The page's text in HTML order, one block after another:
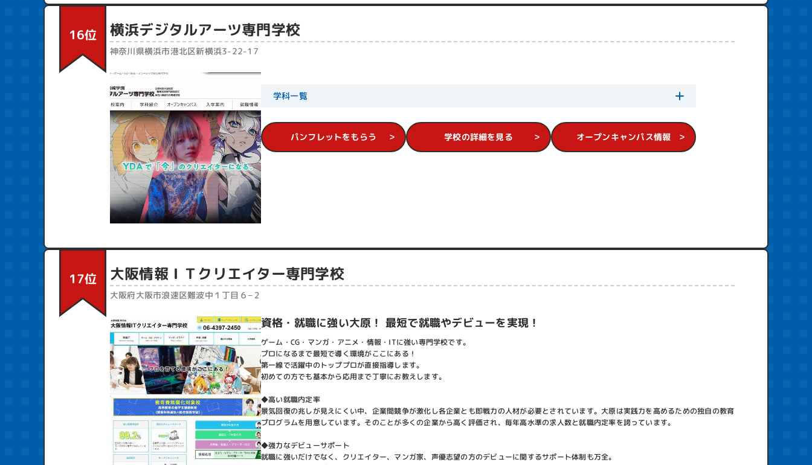
横浜デジタルアーツ専門学校
神奈川県横浜市港北区新横浜3-22-17
学科一覧
パンフレットをもらう 学校の詳細を見る オープンキャンパス情報
16位
大阪情報ＩＴクリエイター専門学校
大阪府大阪市浪速区難波中１丁目６−２
資格・就職に強い大原！ 最短で就職やデビューを実現！
ゲーム・CG・マンガ・アニメ・情報・ITに強い専門学校です。
プロになるまで最短で導く環境がここにある！
第一線で活躍中のトッププロが直接指導します。
初めての方でも基本から応用まで丁寧にお教えします。
◆高い就職内定率
景気回復の兆しが見えにくい中、企業間競争が激化し各企業とも即戦力の人材が必要とされています。大原は実践力を高めるための独自の教育
プログラムを用意しています。そのことが多くの企業から高く評価され、毎年高水準の求人数と就職内定率を誇っています。
◆強力なデビューサポート
就職に強いだけでなく、クリエイター、マンガ家、声優志望の方のデビューに関するサポート体制も万全。
17位